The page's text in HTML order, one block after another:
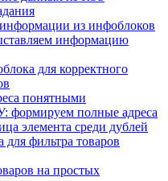
из инфоблоков
информацию
для корректного
понятными
формируем полные адреса
элемента среди дублей
для фильтра товаров
на простых